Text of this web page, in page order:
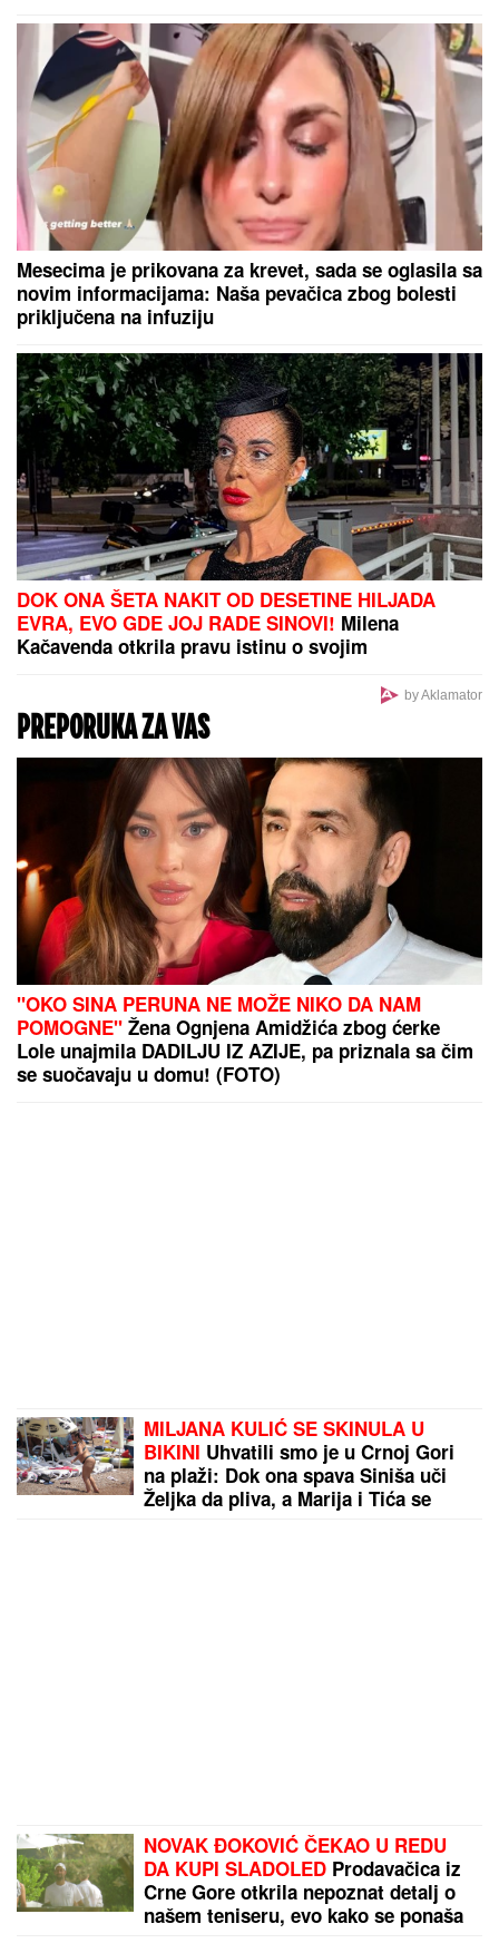
Mesecima je prikovana za krevet, sada se oglasila sa
novim informacijama: Naša pevačica zbog bolesti
priključena na infuziju
DOK ONA ŠETA NAKIT OD DESETINE HILJADA
EVRA, EVO GDE JOJ RADE SINOVI! Milena
Kačavenda otkrila pravu istinu o svojim
by Aklamator
PREPORUKA ZA VAS
"OKO SINA PERUNA NE MOŽE NIKO DA NAM
POMOGNE" Žena Ognjena Amidžića zbog ćerke
Lole unajmila DADILJU IZ AZIJE, pa priznala sa čim
se suočavaju u domu! (FOTO)
MILJANA KULIĆ SE SKINULA U
BIKINI Uhvatili smo je u Crnoj Gori
na plaži: Dok ona spava Siniša uči
Željka da pliva, a Marija i Tića se
NOVAK ĐOKOVIĆ ČEKAO U REDU
DA KUPI SLADOLED Prodavačica iz
Crne Gore otkrila nepoznat detalj o
našem teniseru, evo kako se ponaša